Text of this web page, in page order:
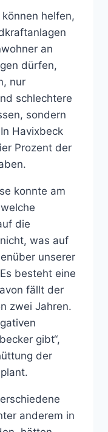
helfen,
an
dürfen,
nur
schlechtere
sondern
Havixbeck
Prozent der
konnte am
die
was auf
unserer
besteht eine
fällt der
zwei Jahren.
gibt“,
der
anderem in